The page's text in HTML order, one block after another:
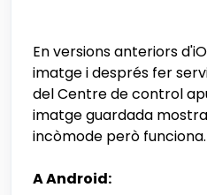
En versions anteriors
imatge i després fer
del Centre de control
imatge guardada
incòmode però funciona.
A Android: